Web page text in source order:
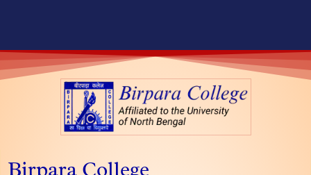
Birpara College